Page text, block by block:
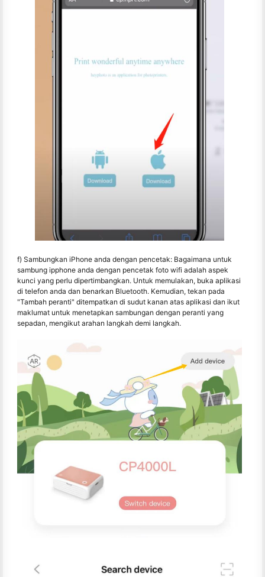
f) Sambungkan iPhone anda dengan pencetak: Bagaimana untuk
sambung ipphone anda dengan pencetak foto wifi adalah aspek
kunci yang perlu dipertimbangkan. Untuk memulakan, buka aplikasi
di telefon anda dan benarkan Bluetooth. Kemudian, tekan pada
"Tambah peranti" ditempatkan di sudut kanan atas aplikasi dan ikut
maklumat untuk menetapkan sambungan dengan peranti yang
sepadan, mengikut arahan langkah demi langkah.